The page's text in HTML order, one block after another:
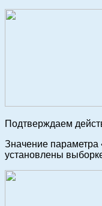
Подтверждаем
Значение
установлены